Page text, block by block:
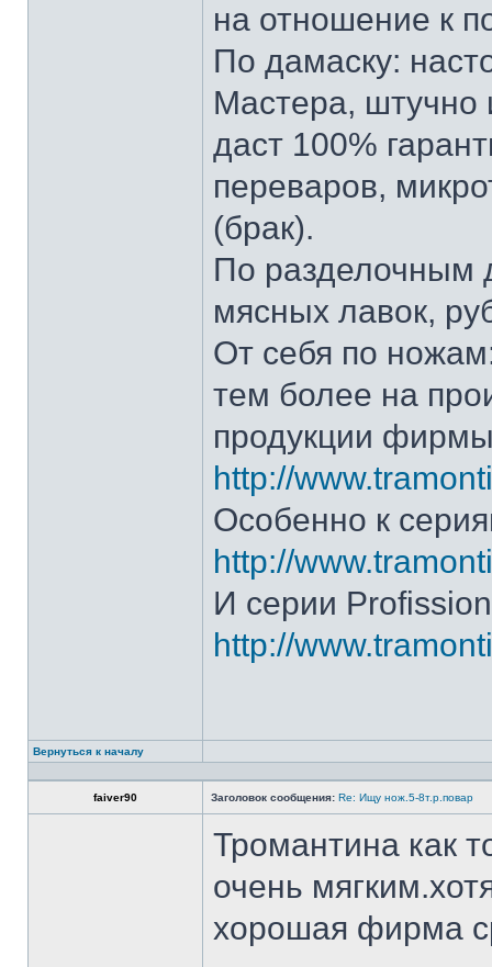
на отношение к
По дамаску:
Мастера, штучно
даст 100%
переваров,
(брак).
По разделочным
мясных лавок,
От себя по
тем более на
продукции
http://
Особенно к
http://
И серии
http://
Вернуться к началу
faiver90 Заголовок сообщения: Re: Ищу нож.5-8т.р.повар
Тромантина как
очень
хорошая фирма